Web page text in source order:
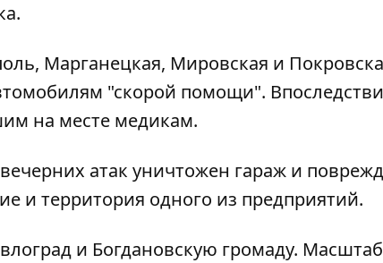
.
Марганецкая, Мировская и
"скорой помощи".
на месте медикам.
атак уничтожен гараж и
и территория одного из предприятий.
и Богдановскую громаду.